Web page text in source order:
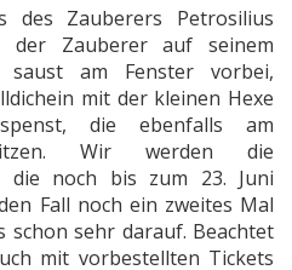
des Zauberers Petrosilius
der Zauberer auf seinem
am Fenster vorbei,
mit der kleinen Hexe
die ebenfalls am
Wir werden die
die noch bis zum 23. Juni
Fall noch ein zweites Mal
schon sehr darauf. Beachtet
mit vorbestellten Tickets